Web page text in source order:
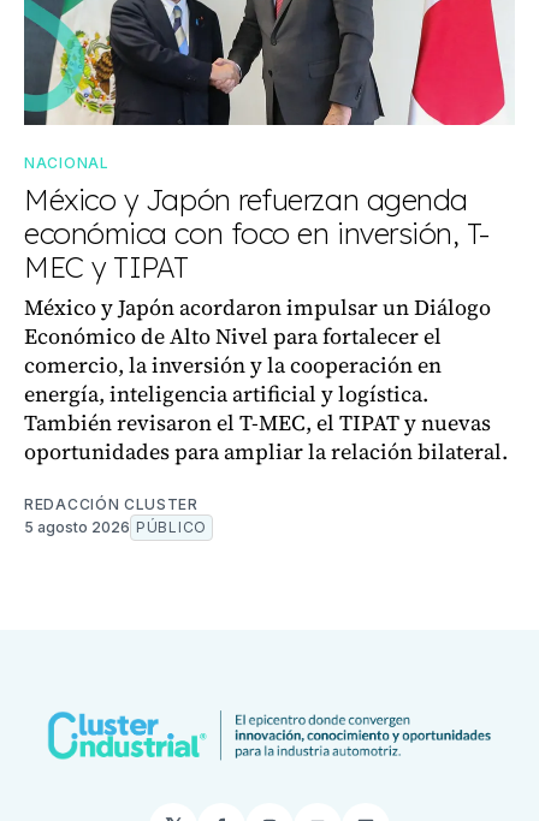
NACIONAL
México y Japón refuerzan agenda
económica con foco en inversión, T-
MEC y TIPAT
México y Japón acordaron impulsar un Diálogo
Económico de Alto Nivel para fortalecer el
comercio, la inversión y la cooperación en
energía, inteligencia artificial y logística.
También revisaron el T-MEC, el TIPAT y nuevas
oportunidades para ampliar la relación bilateral.
REDACCIÓN CLUSTER
5 agosto 2026 PÚBLICO